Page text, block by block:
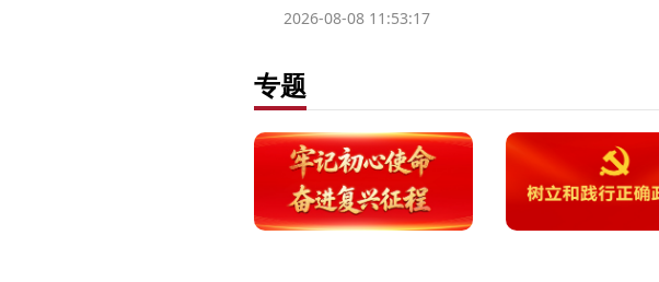
2026-08-08 11:53:17
专题